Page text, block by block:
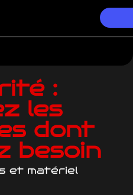
:
les
dont
besoin
et matériel